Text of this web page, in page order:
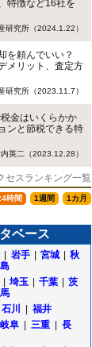
特徴など16社を
研究所（2024.1.22）
を頼んでいい？
メリット、査定方
研究所（2023.11.7）
金はいくらかか
ンと節税できる特
英二（2023.12.28）
セスランキング一覧
時間 1週間 1カ月
ベース
岩手 宮城
秋
埼玉 千葉
茨
石川 福井
岐阜 三重
長